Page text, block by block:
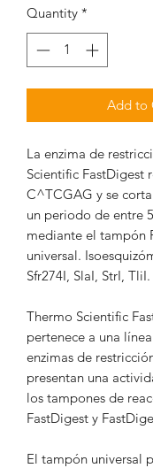
Quantity *
Add to
La enzima de
Scientific FastDigest
C^TCGAG y se
un periodo de entre
mediante el tampón
universal.
Sfr274I, SlaI, StrI, TliI.
Thermo Scientific
pertenece a una
enzimas de
presentan una
los tampones de
FastDigest y
El tampón universal